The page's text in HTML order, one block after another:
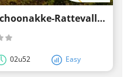
Alveringem-Diksmuide-Schoonakke-Rattevalle-Nieuwpoort-Booitshoeke-Eggewaartskapelle-Alveringem
02u52 Easy